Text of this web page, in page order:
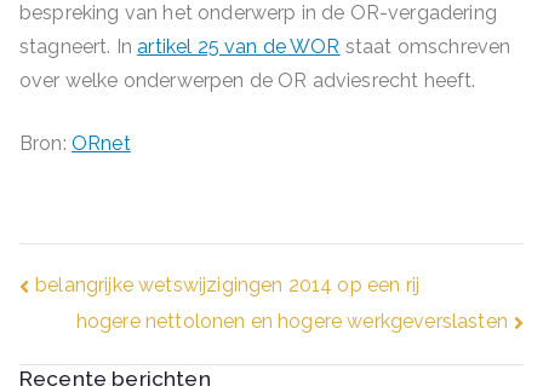
bespreking van het onderwerp in de OR-vergadering
stagneert. Inartikel 25 van de WOR staat omschreven
over welke onderwerpen de OR adviesrecht heeft.
Bron: ORnet
Bericht
navigatie
belangrijke wetswijzigingen 2014 op een rij
hogere nettolonen en hogere werkgeverslasten
Recente berichten